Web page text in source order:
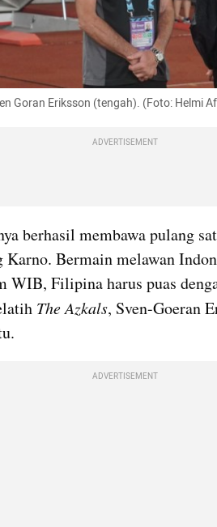
Goran Eriksson (tengah). (Foto: Helmi
ADVERTISEMENT
berhasil membawa pulang
Karno. Bermain melawan
WIB, Filipina harus puas
The Azkals, Sven-Goeran
ADVERTISEMENT